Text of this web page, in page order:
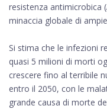
resistenza antimicrobica
minaccia globale di
Si stima che le infezioni
quasi 5 milioni di morti
crescere fino al terribile
entro il 2050, con le
grande causa di morte